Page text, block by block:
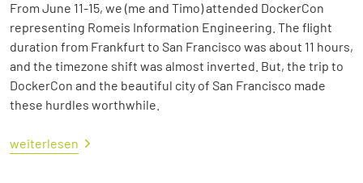
From June 11-15, we (me and Timo) attended DockerCon
representing Romeis Information Engineering. The flight
duration from Frankfurt to San Francisco was about 11 hours,
and the timezone shift was almost inverted. But, the trip to
DockerCon and the beautiful city of San Francisco made
these hurdles worthwhile.
weiterlesen